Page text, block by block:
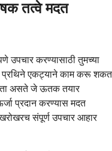
तत्वे मदत
उपचार करण्यासाठी तुमच्या
प्रथिने एकट्याने काम करू शकत
असते जे ऊतक तयार
प्रदान करण्यास मदत
संपूर्ण उपचार आहार